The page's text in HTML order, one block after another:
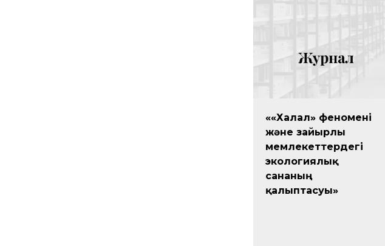
««Халал» феномені
және зайырлы
мемлекеттердегі
экологиялық
сананың
қалыптасуы»